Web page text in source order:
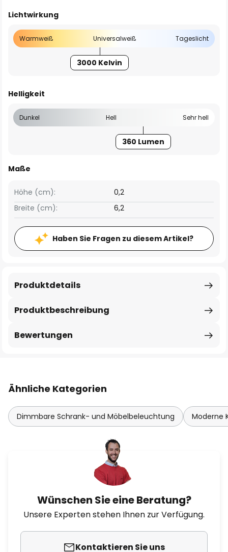
Lichtwirkung
Warmweiß Universalweiß Tageslicht
3000 Kelvin
Helligkeit
Dunkel Hell Sehr hell
360 Lumen
Maße
Breite (cm): 6,2
Höhe (cm): 0,2
Haben Sie Fragen zu diesem Artikel?
Produktbeschreibung
Produktdetails
Bewertungen
Ähnliche Kategorien
Dimmbare Schrank- und Möbelbeleuchtung Moderne
Wünschen Sie eine Beratung?
Unsere Experten stehen Ihnen zur Verfügung.
Kontaktieren Sie uns